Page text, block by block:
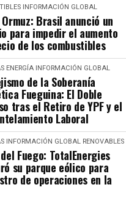
INFORMACIÓN GLOBAL
Brasil anunció un
para impedir el aumento
de los combustibles
ENERGÍA INFORMACIÓN GLOBAL
de la Soberanía
Fueguina: El Doble
tras el Retiro de YPF y el
Laboral
INFORMACIÓN GLOBAL RENOVABLES
Fuego: TotalEnergies
su parque eólico para
de operaciones en la